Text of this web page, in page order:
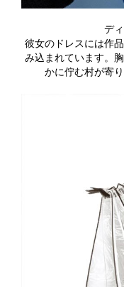
デ
彼女のドレスには作
み込まれています。
かに佇む村が寄